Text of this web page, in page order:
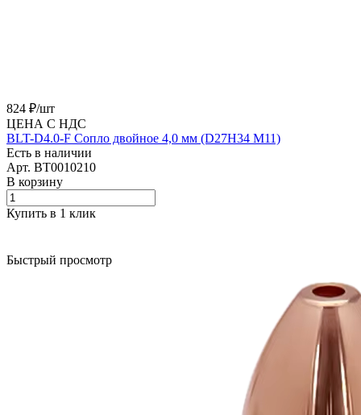
824 ₽/шт
ЦЕНА С НДС
BLT-D4.0-F Сопло двойное 4,0 мм (D27H34 M11)
Есть в наличии
Арт. BT0010210
В корзину
Купить в 1 клик
Быстрый просмотр